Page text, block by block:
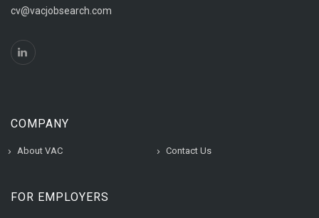
cv@vacjobsearch.com
COMPANY
About VAC Contact Us
FOR EMPLOYERS